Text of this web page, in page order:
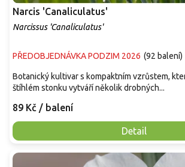
Narcis 'Canaliculatus'
Narcissus 'Canaliculatus'
PŘEDOBJEDNÁVKA PODZIM 2026 (92 balení)
89 Kč / balení
Detail
Botanický kultivar s kompaktním vzrůstem,
štíhlém stonku vytváří několik drobných...